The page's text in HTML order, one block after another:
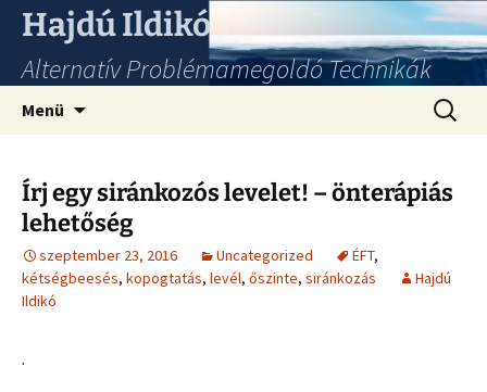
Hajdú Ildikó
Alternatív Problémamegoldó Technikák
Menü
Írj egy siránkozós levelet! – önterápiás
lehetőség
szeptember 23, 2016 Uncategorized ÉFT,
kétségbeesés, kopogtatás, levél, őszinte, siránkozás
Hajdú
Ildikó
.